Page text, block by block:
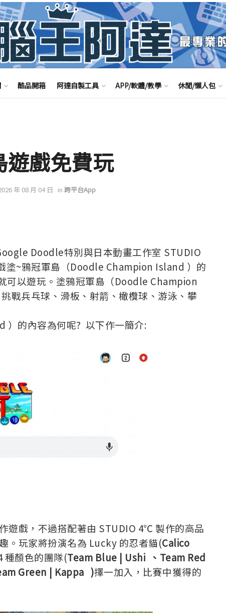
酷品開箱 阿達自製工具 APP/軟體/教學 休閒/懶人包
戲免費玩
年 08 月 04 日 in 跨平台App
Doodle特別與日本動畫工作室 STUDIO
塗~鴉冠軍島（Doodle Champion Island ）的
可以遊玩。 塗鴉冠軍島（Doodle Champion
戰兵乓球、滑板、射箭、橄欖球、游泳、攀
的內容為何呢? 以下作一簡介:
遊戲，不過搭配著由 STUDIO 4℃ 製作的高品
。玩家將扮演名為 Lucky 的忍者貓(Calico
種顏色的團隊(Team Blue | Ushi 、Team Red
Green | Kappa )擇一加入，比賽中獲得的